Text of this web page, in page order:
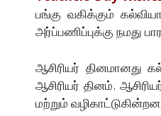
பங்கு வகிக்கும்
அர்ப்பணிப்புக்கு நமது
ஆசிரியர் தினமானது
ஆசிரியர் தினம்.
மற்றும்